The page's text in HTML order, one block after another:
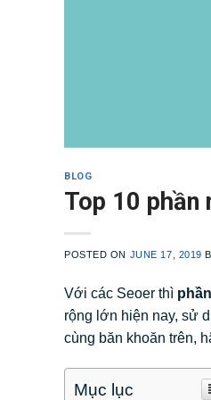
BLOG
Top 10 phần
POSTED ON JUNE 17, 2019
Với các Seoer thì
rộng lớn hiện nay, sử
cùng băn khoăn trên,
Mục lục